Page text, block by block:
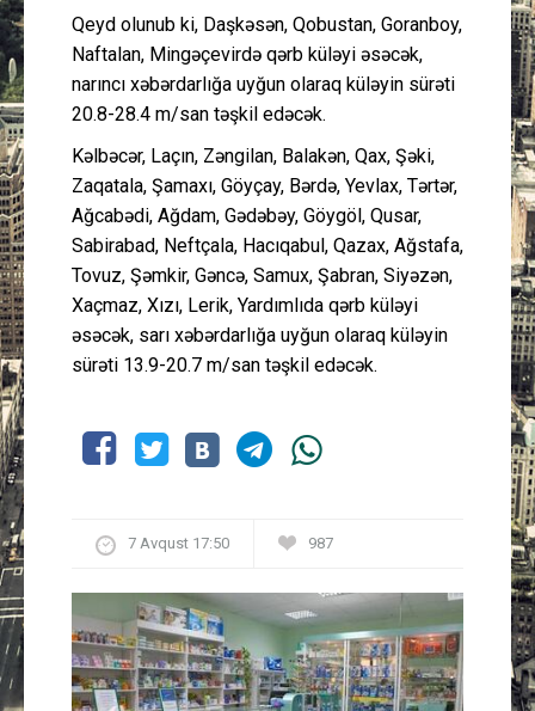
Qeyd olunub ki, Daşkəsən, Qobustan, Goranboy,
Naftalan, Mingəçevirdə qərb küləyi əsəcək,
narıncı xəbərdarlığa uyğun olaraq küləyin sürəti
20.8-28.4 m/san təşkil edəcək.
Kəlbəcər, Laçın, Zəngilan, Balakən, Qax, Şəki,
Zaqatala, Şamaxı, Göyçay, Bərdə, Yevlax, Tərtər,
Ağcabədi, Ağdam, Gədəbəy, Göygöl, Qusar,
Sabirabad, Neftçala, Hacıqabul, Qazax, Ağstafa,
Tovuz, Şəmkir, Gəncə, Samux, Şabran, Siyəzən,
Xaçmaz, Xızı, Lerik, Yardımlıda qərb küləyi
əsəcək, sarı xəbərdarlığa uyğun olaraq küləyin
sürəti 13.9-20.7 m/san təşkil edəcək.
7 Avqust 17:50 987